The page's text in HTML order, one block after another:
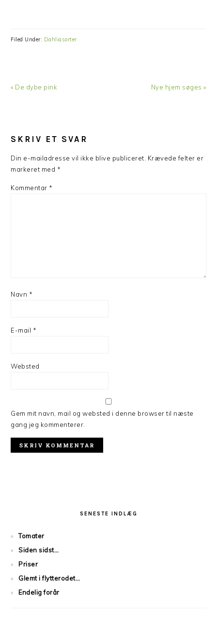
Filed Under: Dahliasorter
Previous
« De dybe pink
Next
Nye hjem søges »
INTERACTIONS
SKRIV ET SVAR
Din e-mailadresse vil ikke blive publiceret. Krævede felter er
markeret med *
Kommentar *
Navn *
E-mail *
Websted
Gem mit navn, mail og websted i denne browser til næste
gang jeg kommenterer.
SENESTE INDLÆG
Tomater
Siden sidst…
Priser
Glemt i flytterodet…
Endelig forår